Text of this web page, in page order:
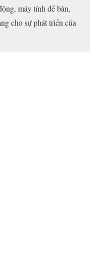
máy tính để bàn,
cho sự phát triển của